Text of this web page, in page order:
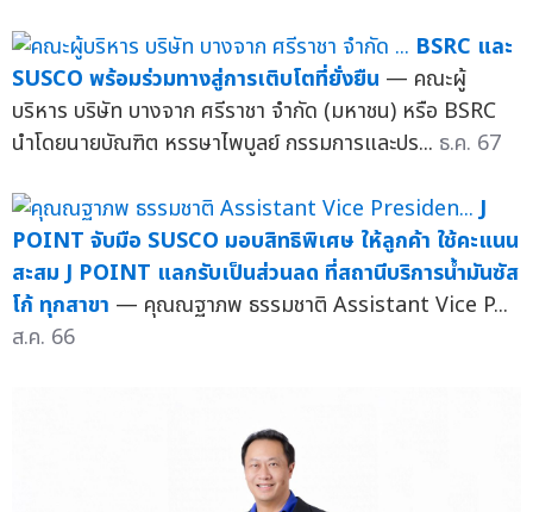
BSRC และ
SUSCO พร้อมร่วมทางสู่การเติบโตที่ยั่งยืน — คณะผู้
บริหาร บริษัท บางจาก ศรีราชา จำกัด (มหาชน) หรือ BSRC
นำโดยนายบัณฑิต หรรษาไพบูลย์ กรรมการและปร... ธ.ค. 67
J
POINT จับมือ SUSCO มอบสิทธิพิเศษ ให้ลูกค้า ใช้คะแนน
สะสม J POINT แลกรับเป็นส่วนลด ที่สถานีบริการน้ำมันซัส
โก้ ทุกสาขา — คุณณฐาภพ ธรรมชาติ Assistant Vice P...
ส.ค. 66